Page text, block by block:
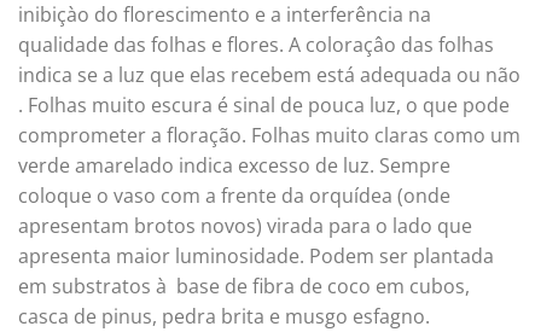
inibiçào do florescimento e a interferência na
qualidade das folhas e flores. A coloraçâo das folhas
indica se a luz que elas recebem está adequada ou não
. Folhas muito escura é sinal de pouca luz, o que pode
comprometer a floração. Folhas muito claras como um
verde amarelado indica excesso de luz. Sempre
coloque o vaso com a frente da orquídea (onde
apresentam brotos novos) virada para o lado que
apresenta maior luminosidade. Podem ser plantada
em substratos à base de fibra de coco em cubos,
casca de pinus, pedra brita e musgo esfagno.